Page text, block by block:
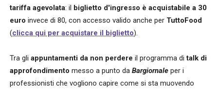
tariffa agevolata: il biglietto d'ingresso è acquistabile a 30
euro invece di 80, con accesso valido anche per TuttoFood
(clicca qui per acquistare il biglietto).
Tra gli appuntamenti da non perdere il programma ditalk di
approfondimento messo a punto da Bargiornale per i
professionisti che vogliono capire come si sta muovendo